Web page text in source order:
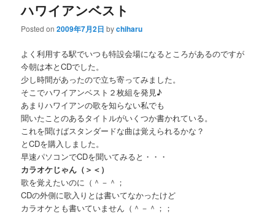
ハワイアンベスト
Posted on2009年7月2日 bychiharu
よく利用する駅でいつも特設会場になるところがあるのですが
今朝は本とCDでした。
少し時間があったので立ち寄ってみました。
そこでハワイアンベスト２枚組を発見♪
あまりハワイアンの歌を知らない私でも
聞いたことのあるタイトルがいくつか書かれている。
これを聞けばスタンダードな曲は覚えられるかな？
とCDを購入しました。
早速パソコンでCDを聞いてみると・・・
カラオケじゃん（＞＜）
歌を覚えたいのに（＾－＾；
CDの外側に歌入りとは書いてなかったけど
カラオケとも書いていません（＾－＾；；